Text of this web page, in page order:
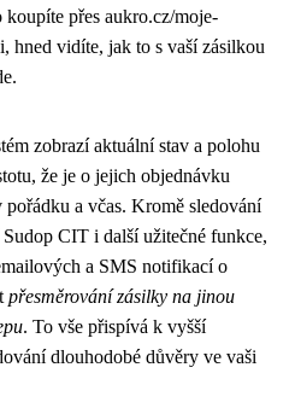
přes aukro.cz/moje-
hned vidíte, jak to s vaší zásilkou
zobrazí aktuální stav a polohu
že je o jejich objednávku
pořádku a včas. Kromě sledování
CIT i další užitečné funkce,
a SMS notifikací o
přesměrování zásilky na jinou
. To vše přispívá k vyšší
dlouhodobé důvěry ve vaši